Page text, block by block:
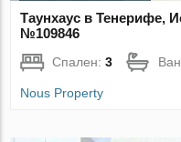
Таунхаус в Тенерифе,
№109846
Спален:3
Nous Property